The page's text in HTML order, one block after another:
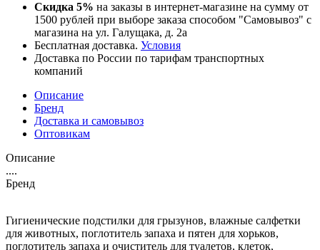
Скидка 5% на заказы в интернет-магазине на сумму от
1500 рублей при выборе заказа способом "Самовывоз" с
магазина на ул. Галущака, д. 2а
Бесплатная доставка. Условия
Доставка по России по тарифам транспортных
компаний
Описание
Бренд
Доставка и самовывоз
Оптовикам
Описание
....
Бренд
Гигиенические подстилки для грызунов, влажные салфетки
для животных, поглотитель запаха и пятен для хорьков,
поглотитель запаха и очиститель для туалетов, клеток,